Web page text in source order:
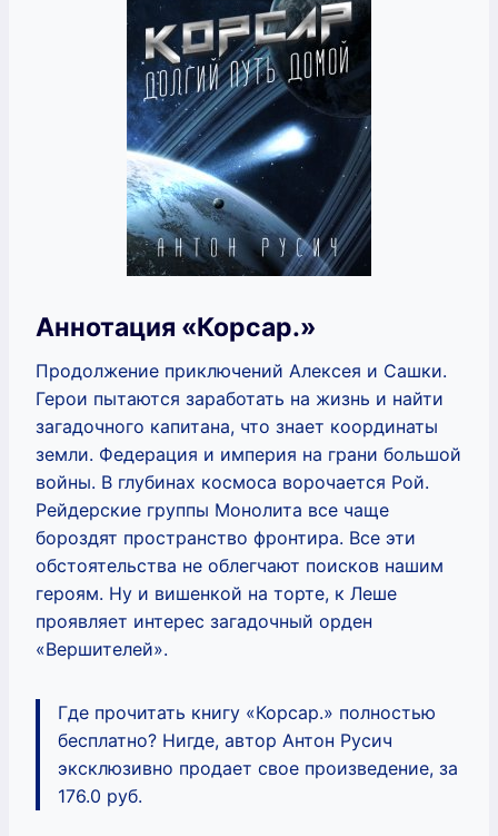
Аннотация «Корсар.»
Продолжение приключений Алексея и Сашки.
Герои пытаются заработать на жизнь и найти
загадочного капитана, что знает координаты
земли. Федерация и империя на грани большой
войны. В глубинах космоса ворочается Рой.
Рейдерские группы Монолита все чаще
бороздят пространство фронтира. Все эти
обстоятельства не облегчают поисков нашим
героям. Ну и вишенкой на торте, к Леше
проявляет интерес загадочный орден
«Вершителей».
Где прочитать книгу «Корсар.» полностью
бесплатно? Нигде, автор Антон Русич
эксклюзивно продает свое произведение, за
176.0 руб.